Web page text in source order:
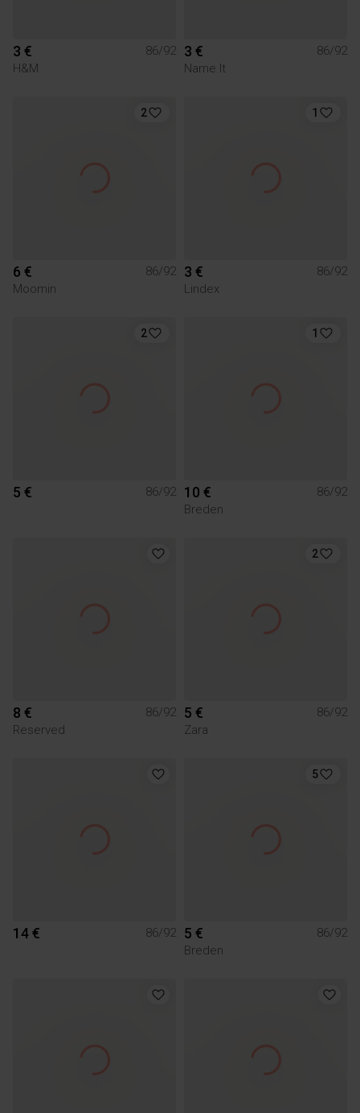
3 €
86/92
H&M
3 €
86/92
Name It
2
6 €
86/92
Moomin
1
3 €
86/92
Lindex
2
5 € 86/92
1
10 €
86/92
Breden
8 €
86/92
Reserved
2
5 €
86/92
Zara
14 € 86/92
5
5 €
86/92
Breden